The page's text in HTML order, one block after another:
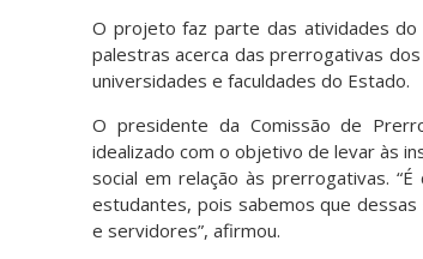
O projeto faz parte das atividades do
palestras acerca das prerrogativas
universidades e faculdades do Estado.
O presidente da Comissão de
idealizado com o objetivo de levar às
social em relação às prerrogativas.
estudantes, pois sabemos que
e servidores”, afirmou.